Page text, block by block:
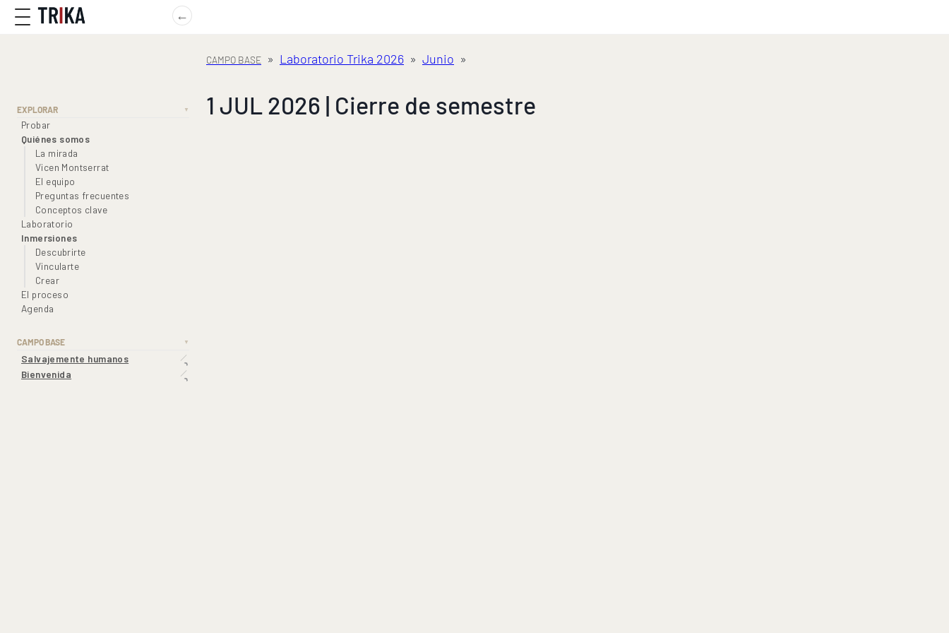
EXPLORAR ▼
Probar
Quiénes somos
La mirada
Vicen Montserrat
El equipo
Preguntas frecuentes
Conceptos clave
Laboratorio
Inmersiones
Descubrirte
Vincularte
Crear
El proceso
Agenda
CAMPO BASE ▼
Salvajemente humanos
Bienvenida
» Laboratorio Trika 2026 » Junio »
1 JUL 2026 | Cierre de semestre
←